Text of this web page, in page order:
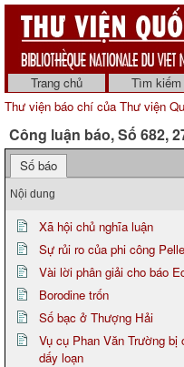
Trang chủ Tìm kiếm
Thư viện báo chí của Thư viện
Công luận báo, Số 682,
Số báo
Nội dung
Xã hội chủ nghĩa luận
Sự rủi ro của phi công
Vài lời phân giải cho báo
Borodine trốn
Số bạc ở Thượng Hải
Vụ cụ Phan Văn Trường bị
dấy loạn